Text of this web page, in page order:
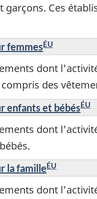
Ces
femmesÉU
dont
des
enfants et bébésÉU
dont
la familleÉU
dont